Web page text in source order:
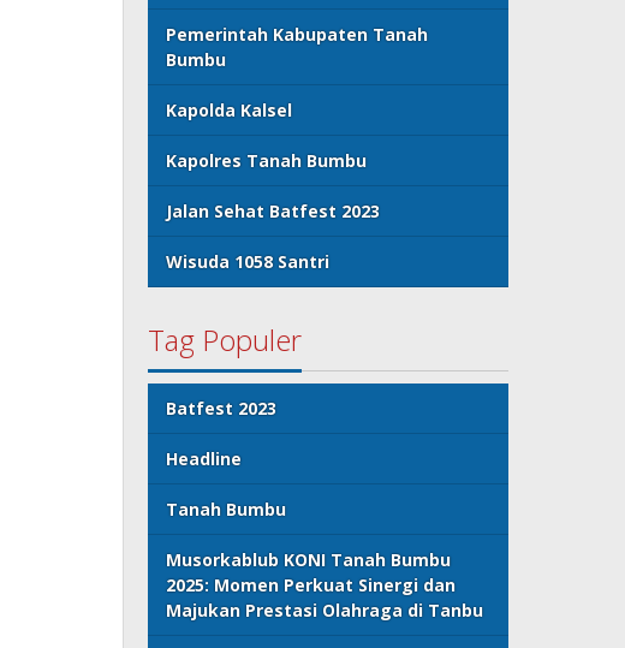
Pemerintah Kabupaten Tanah
Bumbu
Kapolda Kalsel
Kapolres Tanah Bumbu
Jalan Sehat Batfest 2023
Wisuda 1058 Santri
Tag Populer
Batfest 2023
Headline
Tanah Bumbu
Musorkablub KONI Tanah Bumbu
2025: Momen Perkuat Sinergi dan
Majukan Prestasi Olahraga di Tanbu